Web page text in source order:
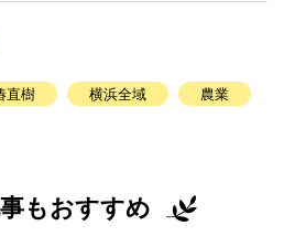
直樹 横浜全域 農業
もおすすめ